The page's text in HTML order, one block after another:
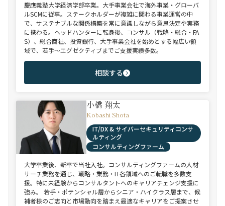
慶應義塾大学経済学部卒業。大手事業会社で海外事業・グローバ
ルSCMに従事。ステークホルダーが複雑に関わる事業運営の中
で、サステナブルな関係構築を常に意識しながら意思決定や実務
に携わる。ヘッドハンターに転身後、コンサル（戦略・総合・FA
S）、総合商社、投資銀行、大手事業会社を始めとする幅広い領
域で、若手～エグゼクティブまでご支援実績多数。
相談する
小橋 翔太
Kobashi Shota
IT/DX & サイバーセキュリティコンサ
ルティング
コンサルティングファーム
大学卒業後、新卒で当社入社。コンサルティングファームの人材
サーチ業務を通じ、戦略・業務・IT各領域へのご転職を多数支
援。特に未経験からコンサルタントへのキャリアチェンジ支援に
強み。 若手・ポテンシャル層からシニア・ハイクラス層まで、候
補者様のご志向と市場動向を踏まえ最適なキャリアをご提案させ